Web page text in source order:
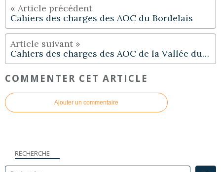
Cahiers des charges des AOC du Bordelais
Cahiers des charges des AOC de la Vallée du Rhône
COMMENTER CET ARTICLE
Ajouter un commentaire
RECHERCHE